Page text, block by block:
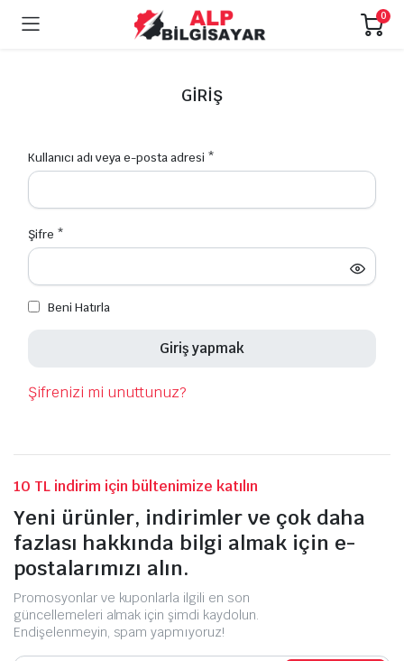
0
GIRIŞ
Kullanıcı adı veya e-posta adresi *Gerekli
Şifre *Gerekli
Beni Hatırla
Giriş yapmak
Şifrenizi mi unuttunuz?
10 TL indirim için bültenimize katılın
Yeni ürünler, indirimler ve çok daha
fazlası hakkında bilgi almak için e-
postalarımızı alın.
Promosyonlar ve kuponlarla ilgili en son
güncellemeleri almak için şimdi kaydolun.
Endişelenmeyin, spam yapmıyoruz!